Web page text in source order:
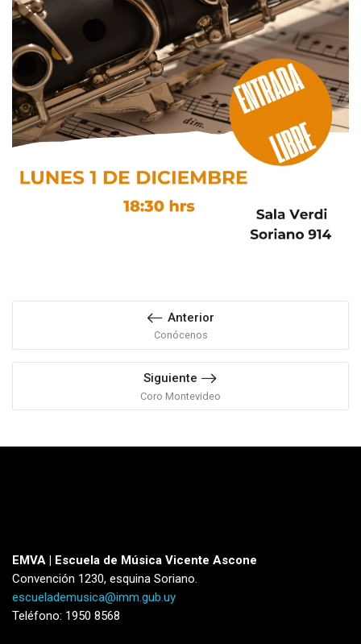
Anterior
Conócenos
Siguiente
Coro Montevideo
EMVA | Escuela de Música Vicente Ascone
Convención 1230, esquina Soriano.
escuelademusica@imm.gub.uy
Teléfono: 1950 8568